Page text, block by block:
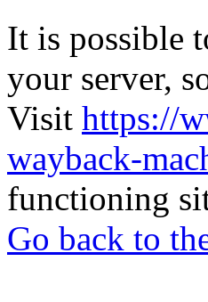
It is possible
your server,
Visit https://
wayback-
functioning
Go back to